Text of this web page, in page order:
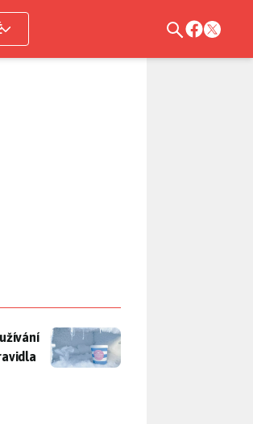
lednice. Jednoduchá pravidla